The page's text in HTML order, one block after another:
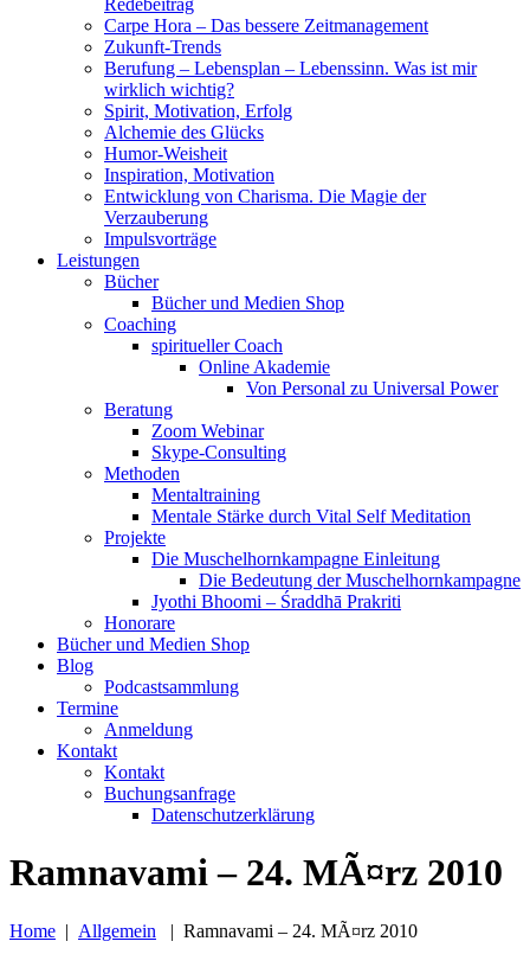
Redebeitrag
Carpe Hora – Das bessere Zeitmanagement
Zukunft-Trends
Berufung – Lebensplan – Lebenssinn. Was ist mir
wirklich wichtig?
Spirit, Motivation, Erfolg
Alchemie des Glücks
Humor-Weisheit
Inspiration, Motivation
Entwicklung von Charisma. Die Magie der
Verzauberung
Impulsvorträge
Leistungen
Bücher
Bücher und Medien Shop
Coaching
spiritueller Coach
Online Akademie
Von Personal zu Universal Power
Beratung
Zoom Webinar
Skype-Consulting
Methoden
Mentaltraining
Mentale Stärke durch Vital Self Meditation
Projekte
Die Muschelhornkampagne Einleitung
Die Bedeutung der Muschelhornkampagne
Jyothi Bhoomi – Śraddhā Prakriti
Honorare
Bücher und Medien Shop
Blog
Podcastsammlung
Termine
Anmeldung
Kontakt
Kontakt
Buchungsanfrage
Datenschutzerklärung
Ramnavami – 24. MÃ¤rz 2010
Home | Allgemein | Ramnavami – 24. MÃ¤rz 2010